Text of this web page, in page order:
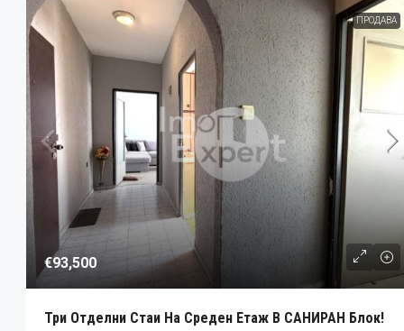
ПРОДАВА
€93,500
Три Отделни Стаи На Среден Етаж В САНИРАН Блок!